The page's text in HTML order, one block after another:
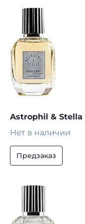
Astrophil & Stella
Нет в наличии
Предзаказ